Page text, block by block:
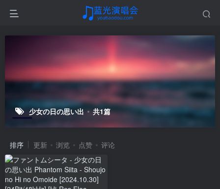
少女の日の思い出 共1篇
排序 更新 浏览 点赞 评论